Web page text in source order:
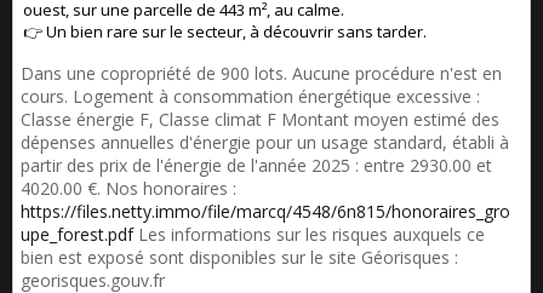
ouest, sur une parcelle de 443 m², au calme.
👉 Un bien rare sur le secteur, à découvrir sans tarder.
Dans une copropriété de 900 lots. Aucune procédure n'est en
cours. Logement à consommation énergétique excessive :
Classe énergie F, Classe climat F Montant moyen estimé des
dépenses annuelles d'énergie pour un usage standard, établi à
partir des prix de l'énergie de l'année 2025 : entre 2930.00 et
4020.00 €. Nos honoraires :
https://files.netty.immo/file/marcq/4548/6n815/honoraires_gro
upe_forest.pdfLes informations sur les risques auxquels ce
bien est exposé sont disponibles sur le site Géorisques :
georisques.gouv.fr